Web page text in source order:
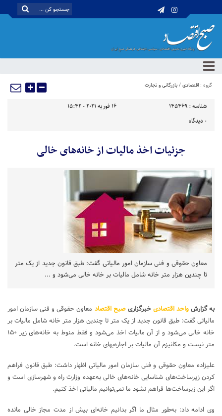
گروه : اقتصادی/بازرگانی و تجارت
شناسه : 145469
16 فوریه 2021 - 15:42
0 دیدگاه
جزئیات اخذ مالیات از خانه‌های خالی
معاون حقوقی و فنی سازمان امور مالیاتی گفت: طبق قانون جدید از یک متر
تا چندین هزار متر خانه شامل مالیات بر خانه خالی می‌شود و ...
به گزارشواحد اقتصادیخبرگزاریصبح اقتصاد معاون حقوقی و فنی سازمان امور
مالیاتی گفت: طبق قانون جدید از یک متر تا چندین هزار متر خانه شامل مالیات بر
خانه خالی می‌شود و از آن مالیات اخذ می‌شود و فقط منوط به خانه‌های زیر ۱۵۰
متر نیست و مکانیزم آن مالیات بر اجاره‌بهای خانه است.
علیزاده معاون حقوقی و فنی سازمان امور مالیاتی اظهار داشت: طبق قانون فراهم
کردن زیرساخت‌های شناسایی خانه‌های خالی به‌عهده وزارت راه و شهرسازی است و
اگر این زیرساخت‌ها فراهم نشود ما نمی‌توانیم مالیاتی اخذ کنیم.
وی ادامه داد: به‌طور مثال ما اگر بدانیم خانه‌ای بیش از مدت مجاز خالی مانده